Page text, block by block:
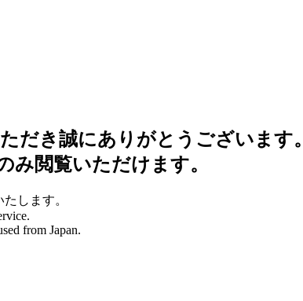
だき誠にありがとうございます。
み閲覧いただけます。
します。
from Japan.